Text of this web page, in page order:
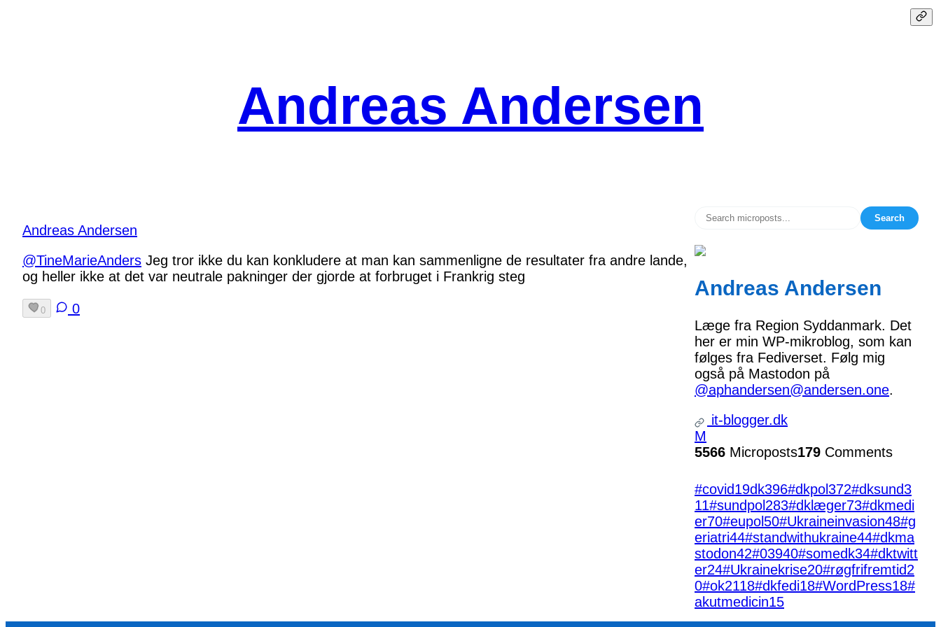
Andreas Andersen
Andreas Andersen
@TineMarieAnders Jeg tror ikke du kan konkludere at man kan sammenligne de resultater fra andre lande,
og heller ikke at det var neutrale pakninger der gjorde at forbruget i Frankrig steg
0 0
Search
Andreas Andersen
Læge fra Region Syddanmark. Det
her er min WP-mikroblog, som kan
følges fra Fediverset. Følg mig
også på Mastodon på
@aphandersen@andersen.one.
it-blogger.dk
M
5566 Microposts179 Comments
#covid19dk396#dkpol372#dksund3
11#sundpol 283#dklæger73#dkmedi
er70#eupol 50#Ukraineinvasion48#g
eriatri44#standwithukraine44#dkma
stodon42#03940#somedk34#dktwitt
er24#Ukrainekrise20#røgfrifremtid2
0#ok2118#dkfedi18#WordPress18#
akutmedicin15